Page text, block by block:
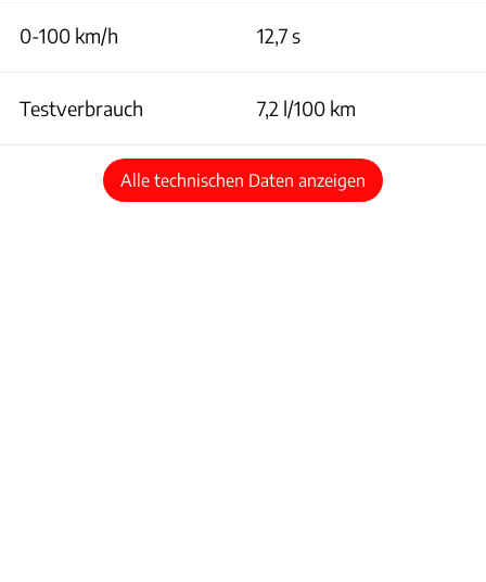
0-100 km/h 12,7 s
Testverbrauch 7,2 l/100 km
Alle technischen Daten anzeigen